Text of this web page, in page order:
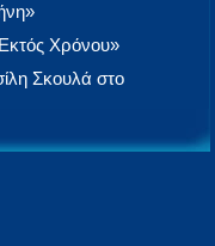
Χρόνου»
Σκουλά στο